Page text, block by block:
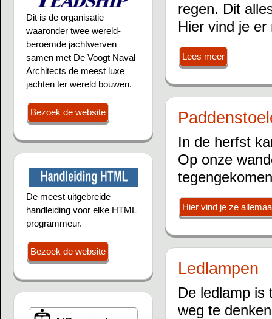
Dit is de organisatie
waaronder twee wereld-
beroemde jachtwerven
samen met De Voogt Naval
Architects de meest luxe
jachten ter wereld bouwen.
Bezoek de website
De meest uitgebreide
handleiding voor elke HTML
programmeur.
Bezoek de website
regen. Dit
Hier vind je
Lees meer
In de herfst
Op onze
Hier vind je ze
Ledlampen
De ledlamp is
weg te